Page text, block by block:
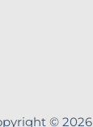
© 2026